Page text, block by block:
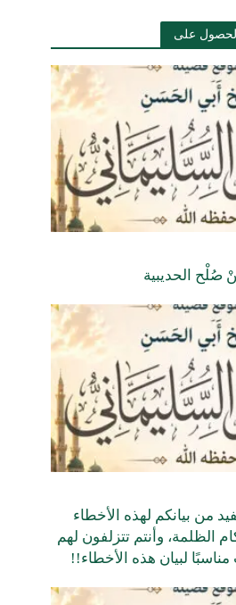
على
صُلْح الحديبية
من بيانكم لهذه الأخطاء
الظلمة، وأنتم تتزلفون لهم
لبيان هذه الأخطاء!!